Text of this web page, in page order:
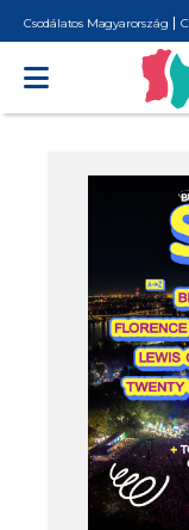
Csodálatos Magyarország